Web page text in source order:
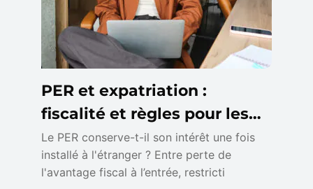
PER et expatriation :
fiscalité et règles pour les
non-résidents
Le PER conserve-t-il son intérêt une fois
installé à l'étranger ? Entre perte de
l'avantage fiscal à l’entrée, restricti